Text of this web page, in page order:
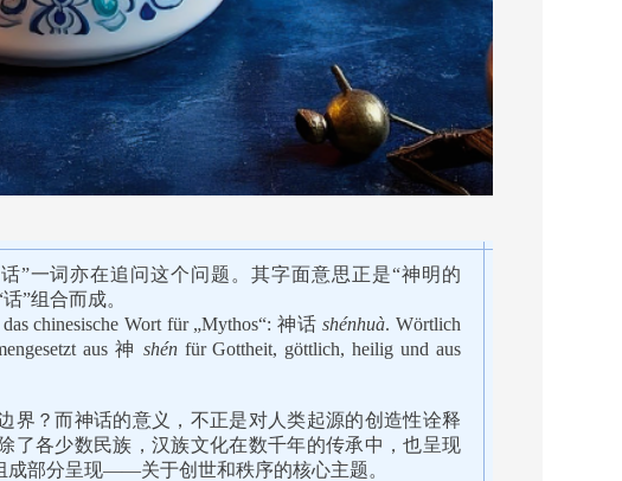
”一词亦在追问这个问题。其字面意思正是“神明的
”组合而成。
chinesische Wort für „Mythos“: 神话shénhuà. Wörtlich
aus 神 shénfür Gottheit, göttlich, heilig und aus
界？而神话的意义，不正是对人类起源的创造性诠释
了各少数民族，汉族文化在数千年的传承中，也呈现
成部分呈现——关于创世和秩序的核心主题。